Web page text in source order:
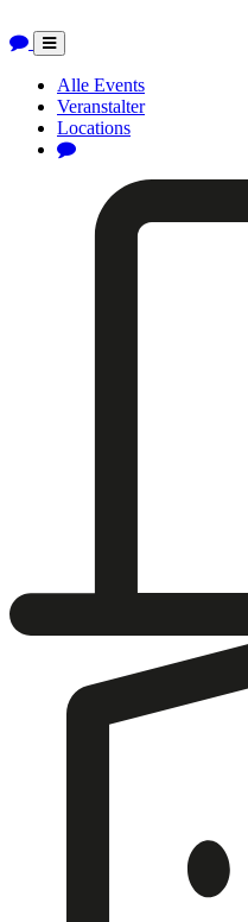
Toggle
navigation
Alle Events
Veranstalter
Locations